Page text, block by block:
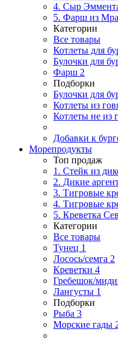
4. Сыр
5. Фарш из
Категории
Все товары
Котлеты для
Булочки для
Фарш 2
Подборки
Булочки для
Котлеты из
Котлеты не из
Добавки к
Морепродукты
Топ продаж
1. Стейк из
2. Дикие
3. Тигровые
4. Тигровые
5. Креветка
Категории
Все товары
Тунец 1
Лосось/семга 2
Креветки 4
Гребешок/
Лангусты 1
Подборки
Рыба 3
Морские гады